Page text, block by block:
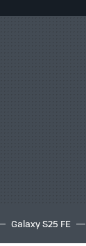
Galaxy S25 FE